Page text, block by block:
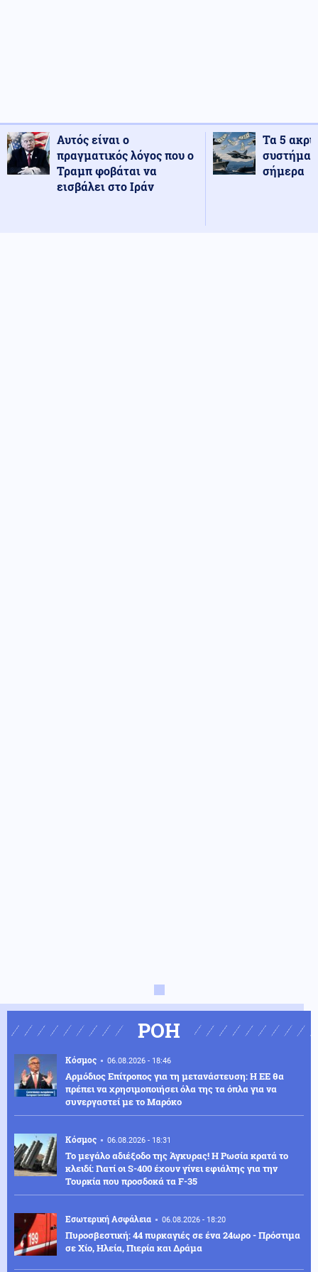
Αυτός είναι ο
πραγματικός λόγος που ο
Τραμπ φοβάται να
εισβάλει στο Ιράν
Τα 5
σήμερα
ΡΟΗ
Κόσμος 06.08.2026 - 18:46
Αρμόδιος Επίτροπος για τη μετανάστευση: Η ΕΕ θα
πρέπει να χρησιμοποιήσει όλα της τα όπλα για να
συνεργαστεί με το Μαρόκο
Κόσμος 06.08.2026 - 18:31
Το μεγάλο αδιέξοδο της Άγκυρας! Η Ρωσία κρατά το
κλειδί: Γιατί οι S-400 έχουν γίνει εφιάλτης για την
Τουρκία που προσδοκά τα F-35
Εσωτερική Ασφάλεια 06.08.2026 - 18:20
Πυροσβεστική: 44 πυρκαγιές σε ένα 24ωρο - Πρόστιμα
σε Χίο, Ηλεία, Πιερία και Δράμα